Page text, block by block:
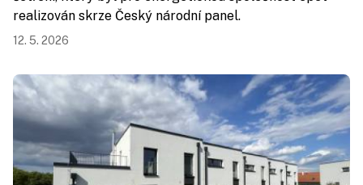
realizován skrze Český národní panel.
12. 5. 2026